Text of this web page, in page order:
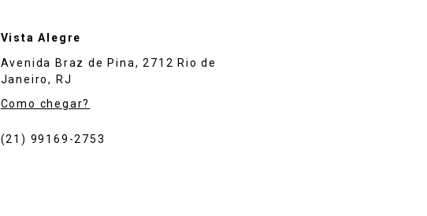
Vista Alegre
Avenida Braz de Pina, 2712 Rio de
Janeiro, RJ
Como chegar?
(21) 99169-2753